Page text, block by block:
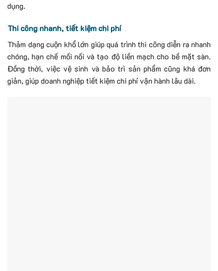
dụng.
Thi công nhanh, tiết kiệm chi phí
Thảm dạng cuộn khổ lớn giúp quá trình thi công diễn ra nhanh
chóng, hạn chế mối nối và tạo độ liền mạch cho bề mặt sàn.
Đồng thời, việc vệ sinh và bảo trì sản phẩm cũng khá đơn
giản, giúp doanh nghiệp tiết kiệm chi phí vận hành lâu dài.